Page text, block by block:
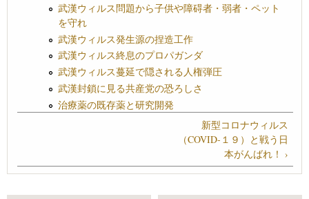
武漢ウィルス問題から子供や障碍者・弱者・ペット
を守れ
武漢ウィルス発生源の捏造工作
武漢ウィルス終息のプロパガンダ
武漢ウィルス蔓延で隠される人権弾圧
武漢封鎖に見る共産党の恐ろしさ
治療薬の既存薬と研究開発
新型コロナウィルス
（COVID-１９）と戦う日
本がんばれ！ ›